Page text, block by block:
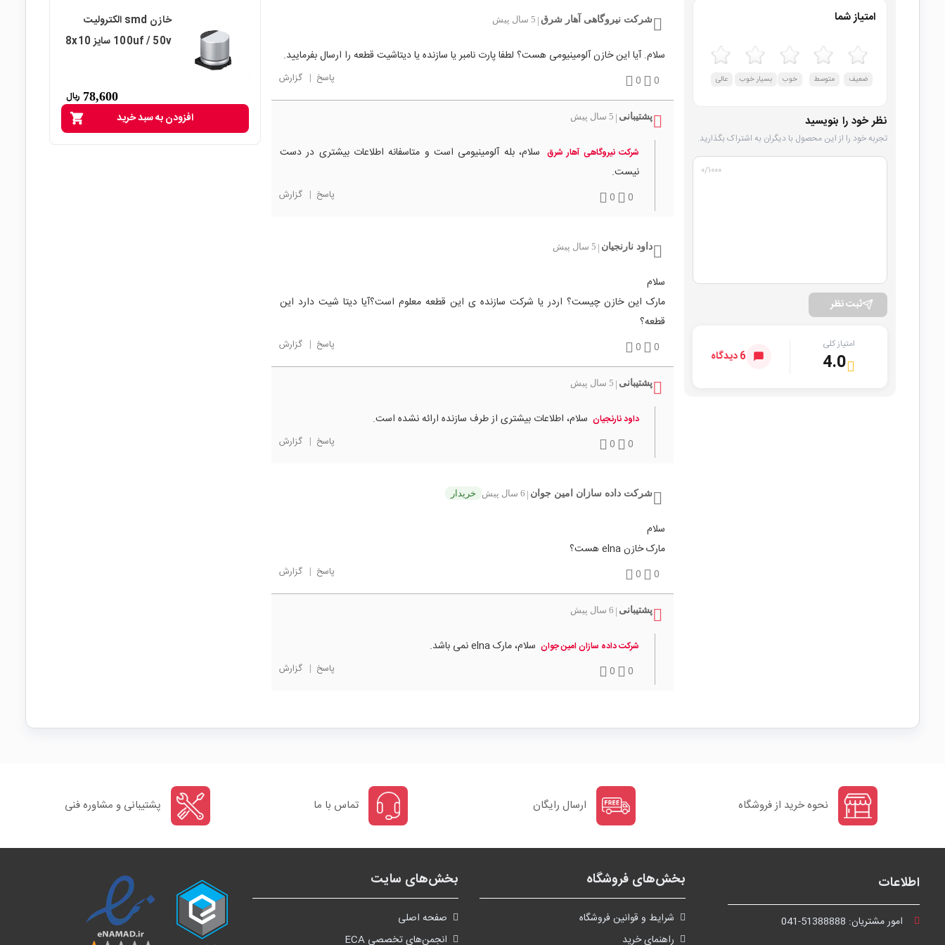
امتیاز شما
ضعیف متوسط خوب بسیار خوب عالی
نظر خود را بنویسید
تجربه خود را از این محصول با دیگران به اشتراک بگذارید.
۰/۱۰۰۰
ثبت نظر
امتیاز کلی
4.0 6 دیدگاه
شرکت نیروگاهی آهار شرق 5 سال پیش
سلام. آیا این خازن آلومینیومی هست؟ لطفا پارت نامبر یا سازنده یا دیتاشیت قطعه را ارسال بفرمایید.
0
0 پاسخ | گزارش
پشتیبانی 5 سال پیش
شرکت نیروگاهی آهار شرق سلام، بله آلومینیومی است و متاسفانه اطلاعات بیشتری در دست
نیست.
0
0 پاسخ | گزارش
داود نارنجیان 5 سال پیش
سلام
مارک این خازن چیست؟ اردر یا شرکت سازنده ی این قطعه معلوم است؟آیا دیتا شیت دارد این
قطعه؟
0
0 پاسخ | گزارش
پشتیبانی 5 سال پیش
داود نارنجیان سلام، اطلاعات بیشتری از طرف سازنده ارائه نشده است.
0
0 پاسخ | گزارش
شرکت داده سازان امین جوان 6 سال پیش خریدار
سلام
مارک خازن elna هست؟
0
0 پاسخ | گزارش
پشتیبانی 6 سال پیش
شرکت داده سازان امین جوان سلام، مارک elna نمی باشد.
0
0 پاسخ | گزارش
خازن smd الکترولیت
100uf / 50v سایز 8x10
78,600 ریال
shopping_cart افزودن به سبد خرید
نحوه خرید از فروشگاه ارسال رایگان تماس با ما پشتیبانی و مشاوره فنی
اطلاعات
امور مشتریان: 041-51388888
بخش‌های فروشگاه
شرايط و قوانین فروشگاه
راهنمای خرید
بخش‌های سایت
صفحه اصلی
انجمن‌های تخصصی ECA